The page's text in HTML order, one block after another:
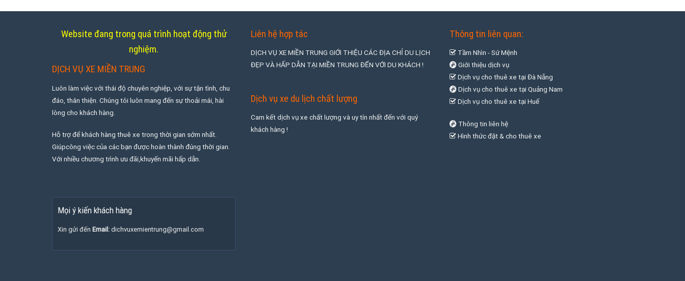
Website đang trong quá trình hoạt động thử
nghiệm.
DỊCH VỤ XE MIỀN TRUNG
Luôn làm việc với thái độ chuyên nghiệp, với sự tận tình, chu
đáo, thân thiện. Chúng tôi luôn mang đến sự thoải mái, hài
lòng cho khách hàng.
Hỗ trợ để khách hàng thuê xe trong thời gian sớm nhất.
Giúpcông việc của các bạn được hoàn thành đúng thời gian.
Với nhiều chương trình ưu đãi,khuyến mãi hấp dẫn.
Mọi ý kiến khách hàng
Xin gửi đến Email: dichvuxemientrung@gmail.com
Liên hệ hợp tác
DỊCH VỤ XE MIỀN TRUNG GIỚI THIỆU CÁC ĐỊA CHỈ DU LỊCH
ĐẸP VÀ HẤP DẪN TẠI MIỀN TRUNG ĐẾN VỚI DU KHÁCH !
Dịch vụ xe du lịch chất lượng
Cam kết dịch vụ xe chất lượng và uy tín nhất đến với quý
khách hàng !
Thông tin liên quan:
Tầm Nhìn - Sứ Mệnh
Giới thiệu dịch vụ
Dịch vụ cho thuê xe tại Đà Nẵng
Dịch vụ cho thuê xe tại Quảng Nam
Dịch vụ cho thuê xe tại Huế
Thông tin liên hệ
Hình thức đặt & cho thuê xe